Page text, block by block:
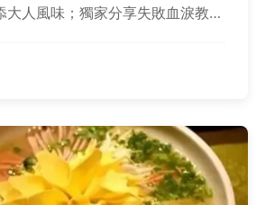
大人風味；獨家分享失敗血淚教
讓您享受優雅甜點時光！